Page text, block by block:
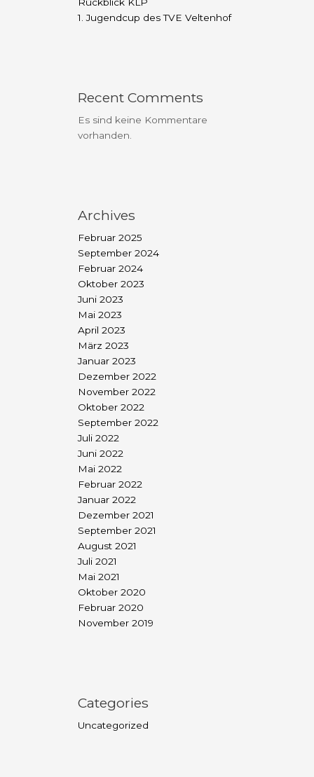
1. Jugendcup des TVE Veltenhof
Recent Comments
Es sind keine Kommentare
vorhanden.
Archives
Februar 2025
September 2024
Februar 2024
Oktober 2023
Juni 2023
Mai 2023
April 2023
März 2023
Januar 2023
Dezember 2022
November 2022
Oktober 2022
September 2022
Juli 2022
Juni 2022
Mai 2022
Februar 2022
Januar 2022
Dezember 2021
September 2021
August 2021
Juli 2021
Mai 2021
Oktober 2020
Februar 2020
November 2019
Categories
Uncategorized